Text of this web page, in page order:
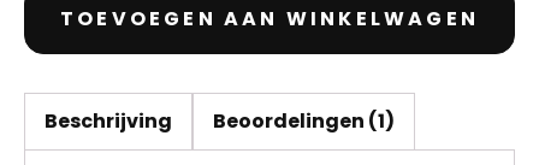
TOEVOEGEN AAN WINKELWAGEN
Beschrijving Beoordelingen (1)